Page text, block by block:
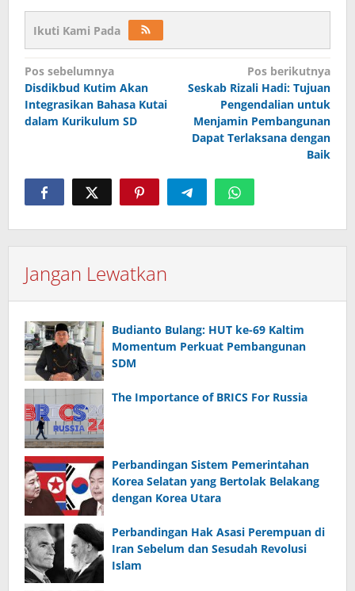
Ikuti Kami Pada
Navigasi
pos
Pos sebelumnya
Disdikbud Kutim Akan
Integrasikan Bahasa Kutai
dalam Kurikulum SD
Pos berikutnya
Seskab Rizali Hadi: Tujuan
Pengendalian untuk
Menjamin Pembangunan
Dapat Terlaksana dengan
Baik
Jangan Lewatkan
Budianto Bulang: HUT ke-69 Kaltim
Momentum Perkuat Pembangunan
SDM
The Importance of BRICS For Russia
Perbandingan Sistem Pemerintahan
Korea Selatan yang Bertolak Belakang
dengan Korea Utara
Perbandingan Hak Asasi Perempuan di
Iran Sebelum dan Sesudah Revolusi
Islam